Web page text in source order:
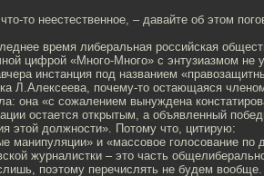
то неестественное, – давайте об этом
время либеральная российская
цифрой «Много-Много» с энтузиазмом
инстанция под названием
Л.Алексеева, почему-то остающаяся
она «с сожалением вынуждена
остается открытым, а объявленный
этой должности». Потому что, цитирую:
манипуляции» и «массовое голосование по
журналистки – это часть
поэтому перечислять не будем вообще.